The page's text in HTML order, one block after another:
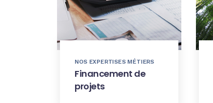
NOS EXPERTISES MÉTIERS
Financement de
projets